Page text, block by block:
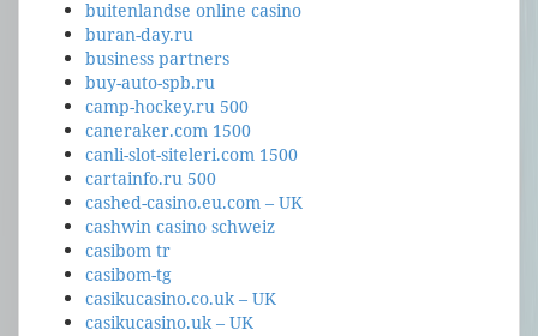
buitenlandse online casino
buran-day.ru
business partners
buy-auto-spb.ru
camp-hockey.ru 500
caneraker.com 1500
canli-slot-siteleri.com 1500
cartainfo.ru 500
cashed-casino.eu.com – UK
cashwin casino schweiz
casibom tr
casibom-tg
casikucasino.co.uk – UK
casikucasino.uk – UK